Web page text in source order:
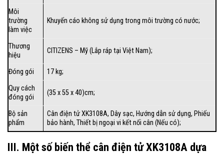
Môi
trường
làm việc
Khuyến cáo không sử dụng trong môi trường có nước;
Thương
hiệu
CITIZENS – Mỹ (Lắp ráp tại Việt Nam);
Đóng gói
17 kg;
Quy cách
đóng gói
(35 x 55 x 40)cm;
Bộ sản
phẩm
Cân điện tử XK3108A, Dây sạc, Hướng dẫn sử dụng, Phiếu
bảo hành, Thiết bị ngoại vi kết nối cân (Nếu có);
III. Một số biến thể cân điện tử XK3108A dựa